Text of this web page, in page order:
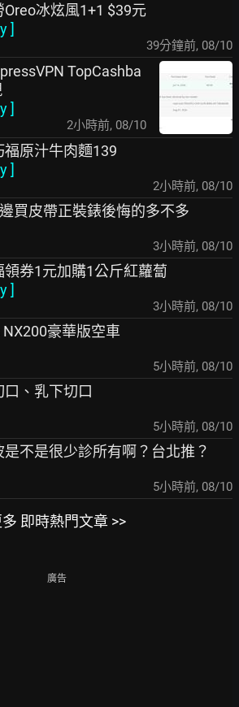
Oreo冰炫風1+1 $39元
]
39分鐘前, 08/10
TopCashba
]
2小時前, 08/10
福原汁牛肉麵139
]
2小時前, 08/10
買皮帶正裝錶後悔的多不多
3小時前, 08/10
領券1元加購1公斤紅蘿蔔
]
3小時前, 08/10
NX200豪華版空車
5小時前, 08/10
口、乳下切口
5小時前, 08/10
是不是很少診所有啊？台北推？
5小時前, 08/10
即時熱門文章 >>
廣告